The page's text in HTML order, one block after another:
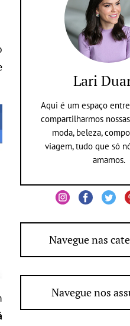
Lari
Aqui é um espaço
compartilharmos
moda, beleza,
viagem, tudo que só
amamos.
Navegue nas
Navegue nos